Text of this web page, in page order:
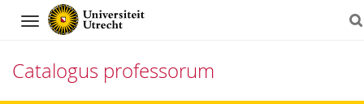
Navigation
Catalogus professorum